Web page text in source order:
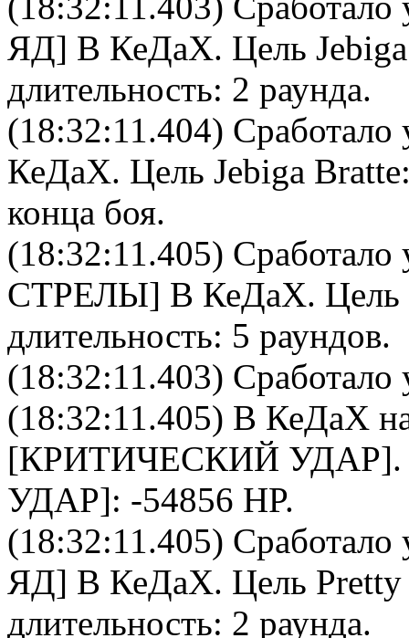
ЯД] В КеДаХ. Цель
длительность: 2 раунда.
(18:32:11.404) Сработало
КеДаХ. Цель Jebiga Bratte
конца боя.
(18:32:11.405) Сработало
СТРЕЛЫ] В КеДаХ. Цель
длительность: 5 раундов.
(18:32:11.403) Сработало
(18:32:11.405) В КеДаХ
[КРИТИЧЕСКИЙ
УДАР]: -54856 HP.
(18:32:11.405) Сработало
ЯД] В КеДаХ. Цель
длительность: 2 раунда.